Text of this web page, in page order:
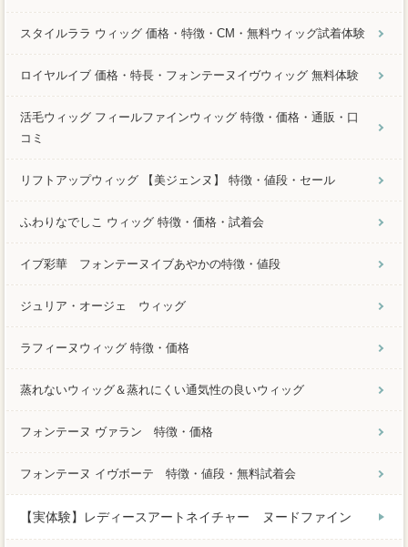
スタイルララ ウィッグ 価格・特徴・CM・無料ウィッグ試着体験
ロイヤルイブ 価格・特長・フォンテーヌイヴウィッグ 無料体験
活毛ウィッグ フィールファインウィッグ 特徴・価格・通販・口
コミ
リフトアップウィッグ 【美ジェンヌ】 特徴・値段・セール
ふわりなでしこ ウィッグ 特徴・価格・試着会
イブ彩華 フォンテーヌイブあやかの特徴・値段
ジュリア・オージェ ウィッグ
ラフィーヌウィッグ 特徴・価格
蒸れないウィッグ＆蒸れにくい通気性の良いウィッグ
フォンテーヌ ヴァラン 特徴・価格
フォンテーヌ イヴボーテ 特徴・値段・無料試着会
【実体験】レディースアートネイチャー ヌードファイン